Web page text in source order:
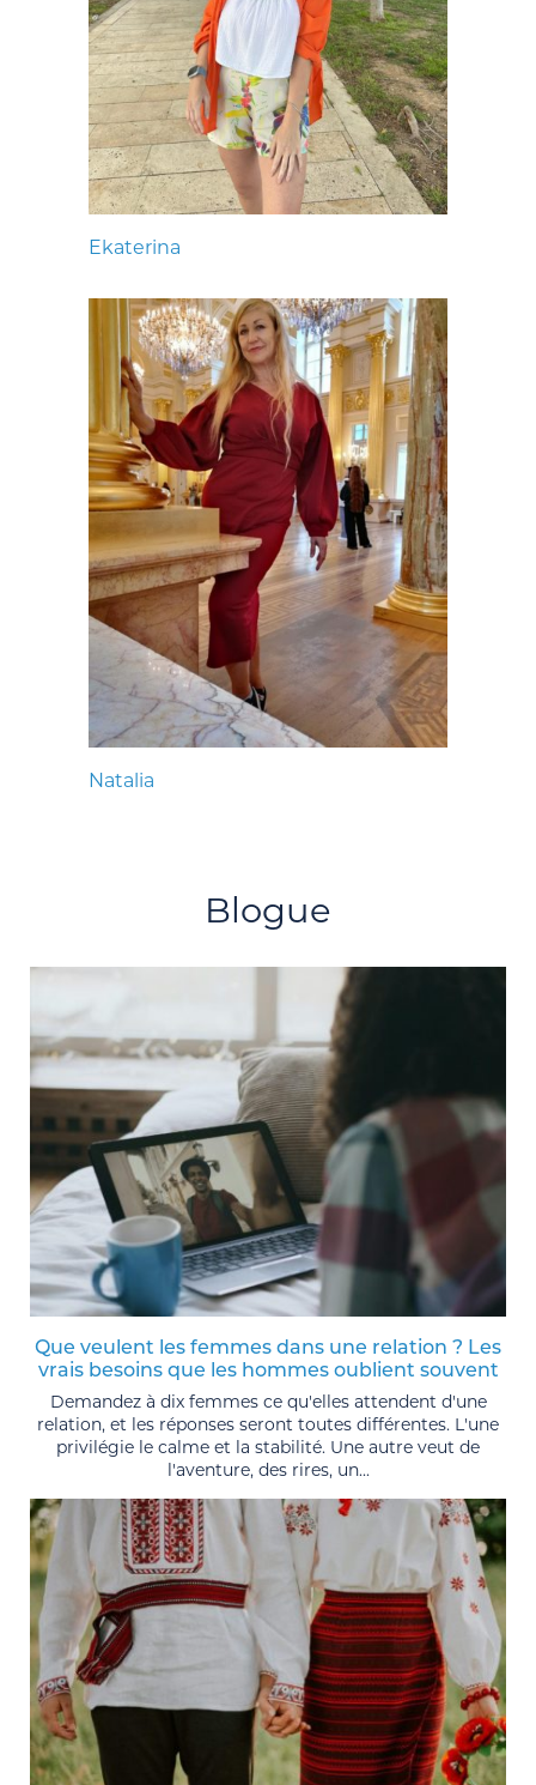
Ekaterina
Natalia
Blogue
Que veulent les femmes dans une relation ? Les
vrais besoins que les hommes oublient souvent
Demandez à dix femmes ce qu'elles attendent d'une
relation, et les réponses seront toutes différentes. L'une
privilégie le calme et la stabilité. Une autre veut de
l'aventure, des rires, un...